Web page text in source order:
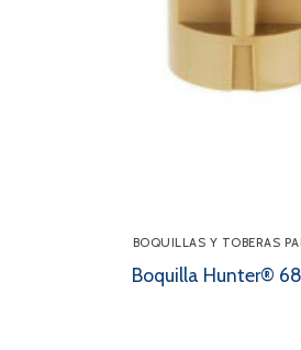
BOQUILLAS Y TOBERAS
Boquilla Hunter®